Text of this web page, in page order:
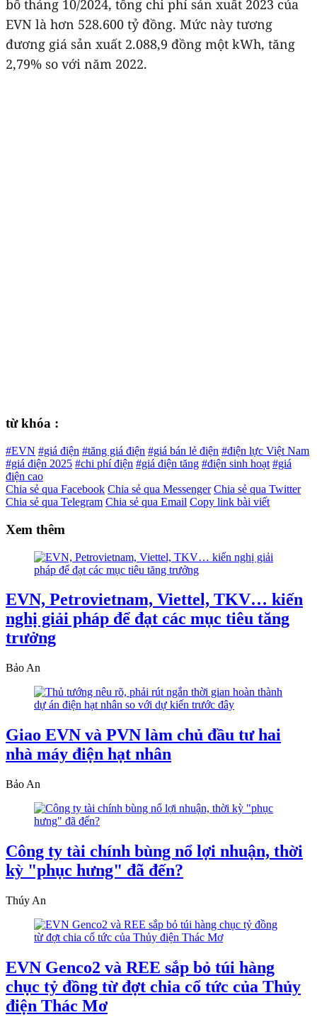
bố tháng 10/2024, tổng chi phí sản xuất 2023 của
EVN là hơn 528.600 tỷ đồng. Mức này tương
đương giá sản xuất 2.088,9 đồng một kWh, tăng
2,79% so với năm 2022.
từ khóa :
#EVN #giá điện #tăng giá điện #giá bán lẻ điện #điện lực Việt Nam
#giá điện 2025 #chi phí điện #giá điện tăng #điện sinh hoạt #giá
điện cao
Chia sẻ qua Facebook Chia sẻ qua Messenger Chia sẻ qua Twitter
Chia sẻ qua Telegram Chia sẻ qua Email Copy link bài viết
Xem thêm
EVN, Petrovietnam, Viettel, TKV… kiến
nghị giải pháp để đạt các mục tiêu tăng
trưởng
Bảo An
Giao EVN và PVN làm chủ đầu tư hai
nhà máy điện hạt nhân
Bảo An
Công ty tài chính bùng nổ lợi nhuận, thời
kỳ "phục hưng" đã đến?
Thúy An
EVN Genco2 và REE sắp bỏ túi hàng
chục tỷ đồng từ đợt chia cổ tức của Thủy
điện Thác Mơ